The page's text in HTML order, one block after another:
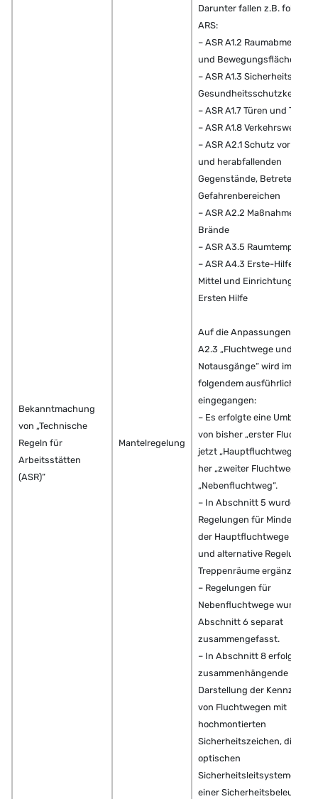
Bekanntmachung
von „Technische
Regeln für
Arbeitsstätten
(ASR)“
Mantelregelung
Darunter fallen z.B.
ARS:
– ASR A1.2
und Bewegungsflächen
– ASR A1.3 Sicherheits- und
– ASR A1.7 Türen und Tore
– ASR A1.8 Verkehrswege
– ASR A2.1 Schutz vor
und herabfallenden
Gegenstände, Betreten von
Gefahrenbereichen
– ASR A2.2 Maßnahmen
Brände
– ASR A3.5
– ASR A4.3 Erste-Hilfe-
Mittel und Einrichtungen
Ersten Hilfe
Auf die Anpassungen der
A2.3 „Fluchtwege und
Notausgänge“ wird im
folgendem ausführlicher
eingegangen:
– Es erfolgte eine
von bisher „erster
jetzt „Hauptfluchtweg“ und
her „zweiter Fluchtweg“ zu
„Nebenfluchtweg“.
– In Abschnitt 5 wurden die
Regelungen für
der Hauptfluchtwege
und alternative
Treppenräume ergänzt.
– Regelungen für
Nebenfluchtwege wurden in
Abschnitt 6 separat
zusammengefasst.
– In Abschnitt 8 erfolgte
zusammenhängende
Darstellung der
von Fluchtwegen mit
hochmontierten
Sicherheitszeichen, die mit
optischen
Sicherheitsleitsystemen
einer